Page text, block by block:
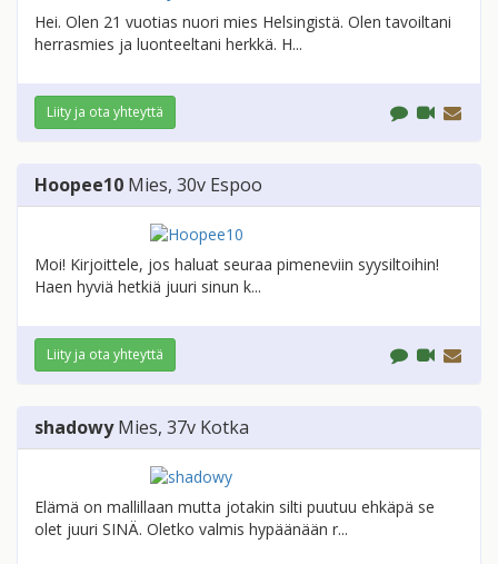
Hei. Olen 21 vuotias nuori mies Helsingistä. Olen tavoiltani
herrasmies ja luonteeltani herkkä. H...
Liity ja ota yhteyttä
Hoopee10 Mies, 30v Espoo
Moi! Kirjoittele, jos haluat seuraa pimeneviin syysiltoihin!
Haen hyviä hetkiä juuri sinun k...
Liity ja ota yhteyttä
shadowy Mies, 37v Kotka
Elämä on mallillaan mutta jotakin silti puutuu ehkäpä se
olet juuri SINÄ. Oletko valmis hypäänään r...